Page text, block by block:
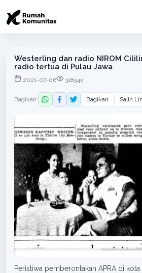
Westerling dan radio NIROM
radio tertua di Pulau Jawa
2021-07-06 31854x
Bagikan: Bagikan Salin
Peristiwa pemberontakan APRA di